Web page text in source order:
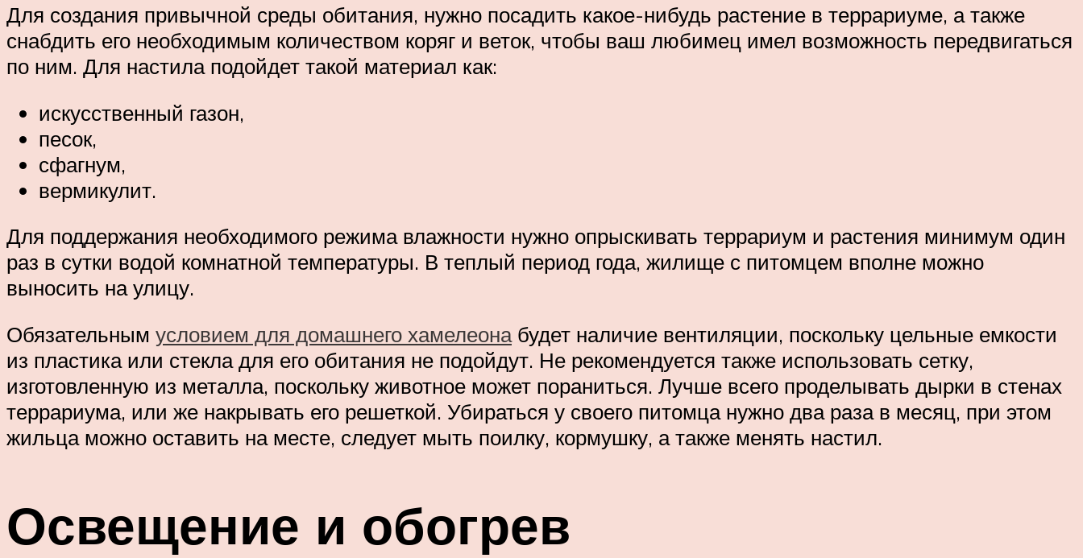
Для создания привычной среды обитания, нужно посадить какое-нибудь растение в террариуме, а также
снабдить его необходимым количеством коряг и веток, чтобы ваш любимец имел возможность передвигаться
по ним. Для настила подойдет такой материал как:
искусственный газон,
песок,
сфагнум,
вермикулит.
Для поддержания необходимого режима влажности нужно опрыскивать террариум и растения минимум один
раз в сутки водой комнатной температуры. В теплый период года, жилище с питомцем вполне можно
выносить на улицу.
Обязательным условием для домашнего хамелеонабудет наличие вентиляции, поскольку цельные емкости
из пластика или стекла для его обитания не подойдут. Не рекомендуется также использовать сетку,
изготовленную из металла, поскольку животное может пораниться. Лучше всего проделывать дырки в стенах
террариума, или же накрывать его решеткой. Убираться у своего питомца нужно два раза в месяц, при этом
жильца можно оставить на месте, следует мыть поилку, кормушку, а также менять настил.
Освещение и обогрев